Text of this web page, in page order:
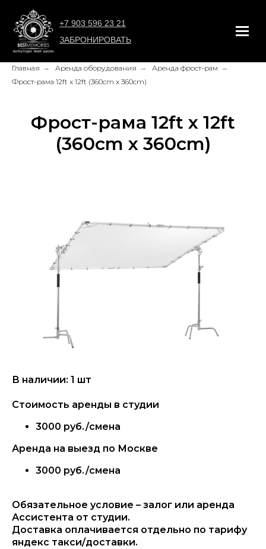
+7 903 596 23 21
ЗАБРОНИРОВАТЬ
Главная → Аренда оборудования → Аренда фрост-рам →
Фрост-рама 12ft x 12ft (360cm х 360cm)
Фрост-рама 12ft x 12ft
(360cm х 360cm)
В наличии: 1 шт
Стоимость аренды в студии
3000 руб./смена
Аренда на выезд по Москве
3000 руб./смена
Обязательное условие – залог или аренда
Ассистента от студии.
Доставка оплачивается отдельно по тарифу
яндекс такси/доставки.